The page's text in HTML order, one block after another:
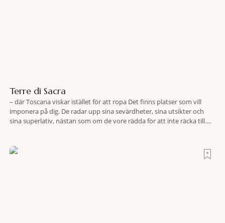
Terre di Sacra
– där Toscana viskar istället för att ropa Det finns platser som vill
imponera på dig. De radar upp sina sevärdheter, sina utsikter och
sina superlativ, nästan som om de vore rädda för att inte räcka till.